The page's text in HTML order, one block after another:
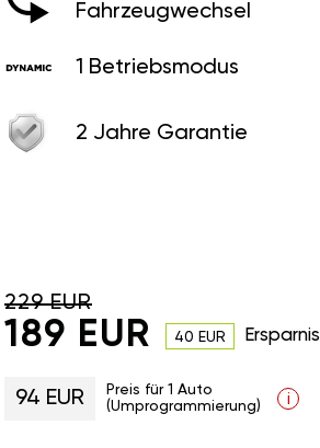
Fahrzeugwechsel
1 Betriebsmodus
2 Jahre Garantie
229 EUR
189 EUR 40 EUR Ersparnis
94 EUR
Preis für 1 Auto
(Umprogrammierung)
i